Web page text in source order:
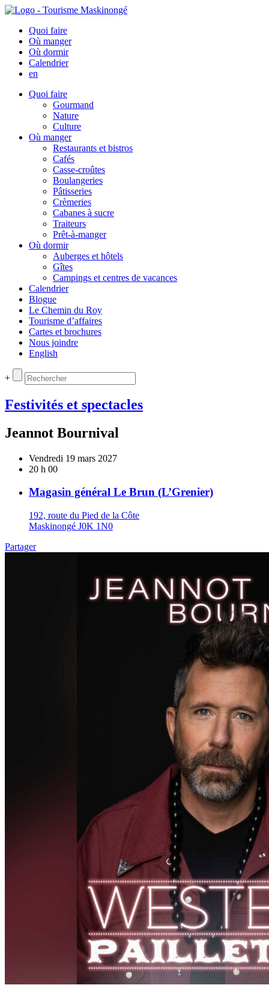
Quoi faire
Où manger
Où dormir
Calendrier
en
Quoi faire
Gourmand
Nature
Culture
Où manger
Restaurants et bistros
Cafés
Casse-croûtes
Boulangeries
Pâtisseries
Crèmeries
Cabanes à sucre
Traiteurs
Prêt-à-manger
Où dormir
Auberges et hôtels
Gîtes
Campings et centres de vacances
Calendrier
Blogue
Le Chemin du Roy
Tourisme d’affaires
Cartes et brochures
Nous joindre
English
+
Festivités et spectacles
Jeannot Bournival
Vendredi 19 mars 2027
20 h 00
Magasin général Le Brun (L’Grenier)
192, route du Pied de la Côte
Maskinongé J0K 1N0
Partager